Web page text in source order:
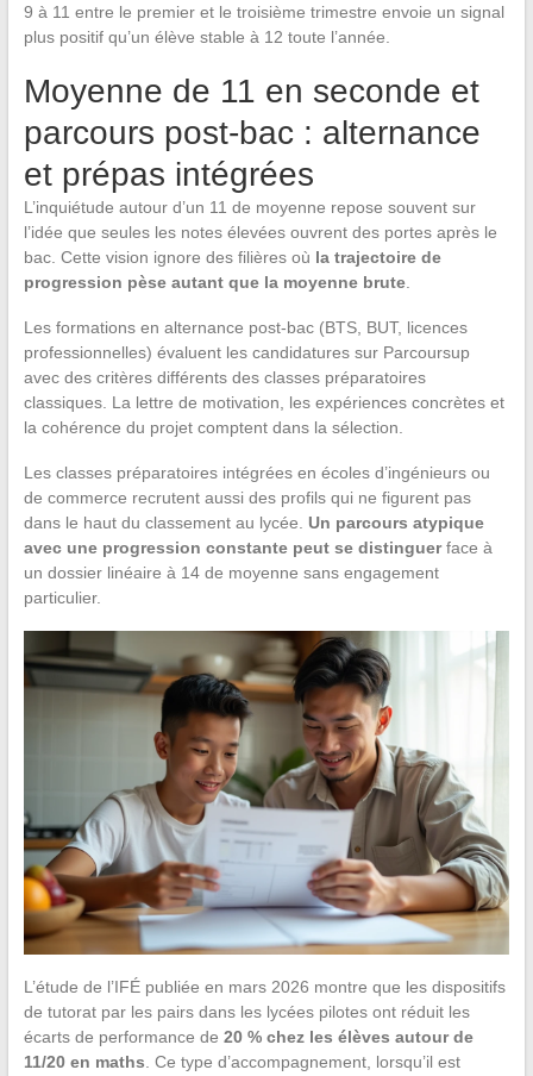
9 à 11 entre le premier et le troisième trimestre envoie un signal
plus positif qu’un élève stable à 12 toute l’année.
Moyenne de 11 en seconde et
parcours post-bac : alternance
et prépas intégrées
L’inquiétude autour d’un 11 de moyenne repose souvent sur
l’idée que seules les notes élevées ouvrent des portes après le
bac. Cette vision ignore des filières où la trajectoire de
progression pèse autant que la moyenne brute.
Les formations en alternance post-bac (BTS, BUT, licences
professionnelles) évaluent les candidatures sur Parcoursup
avec des critères différents des classes préparatoires
classiques. La lettre de motivation, les expériences concrètes et
la cohérence du projet comptent dans la sélection.
Les classes préparatoires intégrées en écoles d’ingénieurs ou
de commerce recrutent aussi des profils qui ne figurent pas
dans le haut du classement au lycée. Un parcours atypique
avec une progression constante peut se distinguerface à
un dossier linéaire à 14 de moyenne sans engagement
particulier.
L’étude de l’IFÉ publiée en mars 2026 montre que les dispositifs
de tutorat par les pairs dans les lycées pilotes ont réduit les
écarts de performance de 20 % chez les élèves autour de
11/20 en maths. Ce type d’accompagnement, lorsqu’il est